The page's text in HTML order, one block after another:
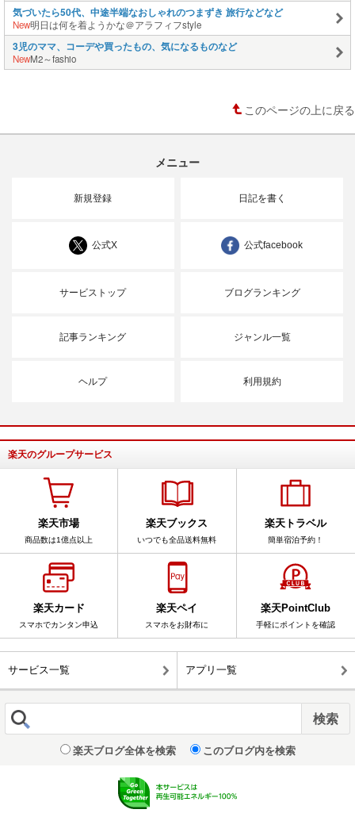
気づいたら50代、中途半端なおしゃれのつまずき 旅行などなど
New明日は何を着ようかな＠アラフィフstyle
3児のママ、コーデや買ったもの、気になるものなど
NewM2～fashio
このページの上に戻る
メニュー
新規登録 日記を書く
公式X 公式facebook
サービストップ ブログランキング
記事ランキング ジャンル一覧
ヘルプ 利用規約
楽天のグループサービス
楽天市場
商品数は1億点以上
楽天ブックス
いつでも全品送料無料
楽天トラベル
簡単宿泊予約！
楽天カード
スマホでカンタン申込
楽天ペイ
スマホをお財布に
楽天PointClub
手軽にポイントを確認
サービス一覧 アプリ一覧
楽天ブログ全体を検索 このブログ内を検索